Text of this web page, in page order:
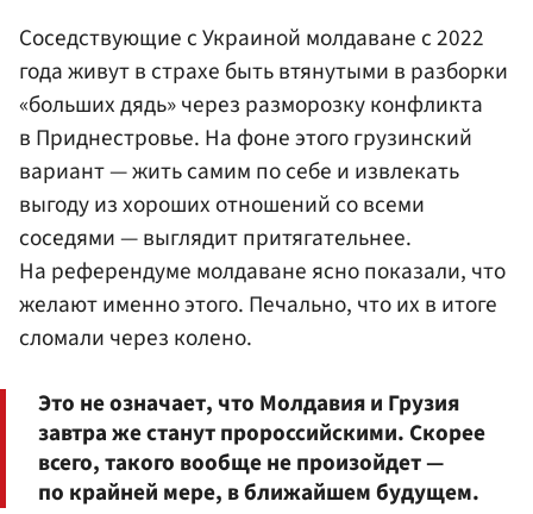
Соседствующие с Украиной молдаване с 2022
года живут в страхе быть втянутыми в разборки
«больших дядь» через разморозку конфликта
в Приднестровье. На фоне этого грузинский
вариант — жить самим по себе и извлекать
выгоду из хороших отношений со всеми
соседями — выглядит притягательнее.
На референдуме молдаване ясно показали, что
желают именно этого. Печально, что их в итоге
сломали через колено.
Это не означает, что Молдавия и Грузия
завтра же станут пророссийскими. Скорее
всего, такого вообще не произойдет —
по крайней мере, в ближайшем будущем.